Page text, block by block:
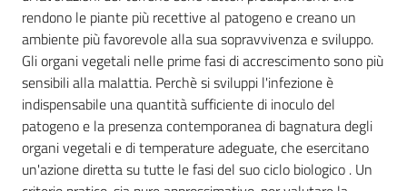
rendono le piante più recettive al patogeno e creano un
ambiente più favorevole alla sua sopravvivenza e sviluppo.
Gli organi vegetali nelle prime fasi di accrescimento sono più
sensibili alla malattia. Perchè si sviluppi l'infezione è
indispensabile una quantità sufficiente di inoculo del
patogeno e la presenza contemporanea di bagnatura degli
organi vegetali e di temperature adeguate, che esercitano
un'azione diretta su tutte le fasi del suo ciclo biologico . Un